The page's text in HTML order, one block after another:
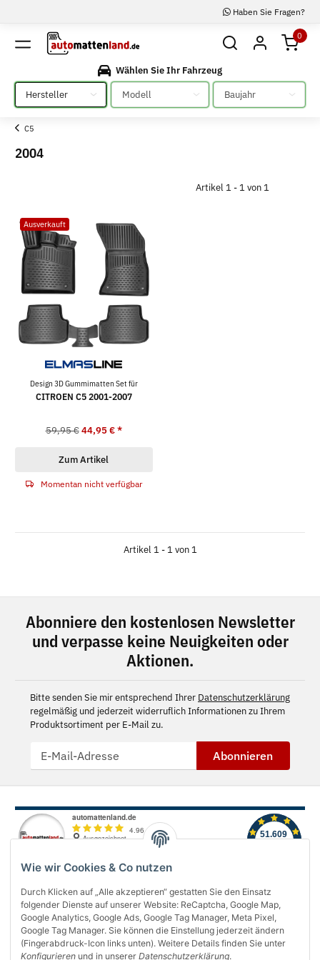
Wie wir Cookies & Co nutzen
Durch Klicken auf „Alle akzeptieren“ gestatten Sie den Einsatz
folgender Dienste auf unserer Website: ReCaptcha, Google Map,
Google Analytics, Google Ads, Google Tag Manager, Meta Pixel,
Google Tag Manager. Sie können die Einstellung jederzeit ändern
(Fingerabdruck-Icon links unten). Weitere Details finden Sie unter
Konfigurieren und in unserer Datenschutzerklärung.
Haben Sie Fragen?
0
Wählen Sie Ihr Fahrzeug
Bitte auswählen
Bitte auswählen Bitte auswählen
C5
2004
Artikel 1 - 1 von 1
Ausverkauft
Design 3D Gummimatten Set für
CITROEN C5 2001-2007
59,95 € 44,95 €*
Zum Artikel
Momentan nicht verfügbar
Artikel 1 - 1 von 1
Abonniere den kostenlosen Newsletter
und verpasse keine Neuigkeiten oder
Aktionen.
Bitte senden Sie mir entsprechend Ihrer Datenschutzerklärung
regelmäßig und jederzeit widerruflich Informationen zu Ihrem
Produktsortiment per E-Mail zu.
Abonnieren
Über uns
Informationen